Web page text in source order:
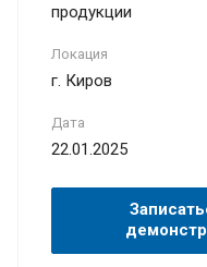
продукции
Локация
г. Киров
Дата
22.01.2025